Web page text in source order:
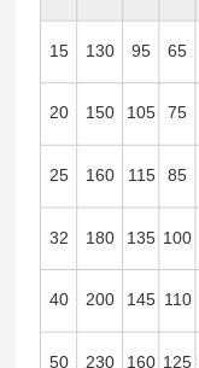
15 130 95 65
20 150 105 75
25 160 115 85
32 180 135 100
40 200 145 110
50 230 160 125